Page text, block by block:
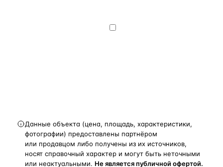
Данные объекта (цена, площадь, характеристики,
фотографии) предоставлены партнёром
или продавцом либо получены из их источников,
носят справочный характер и могут быть неточными
или неактуальными. Не является публичной офертой.